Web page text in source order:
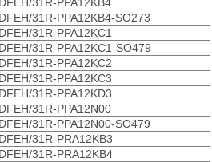
31R-PPA12KB4
31R-PPA12KB4-SO273
31R-PPA12KC1
31R-PPA12KC1-SO479
31R-PPA12KC2
31R-PPA12KC3
31R-PPA12KD3
31R-PPA12N00
31R-PPA12N00-SO479
31R-PRA12KB3
31R-PRA12KB4